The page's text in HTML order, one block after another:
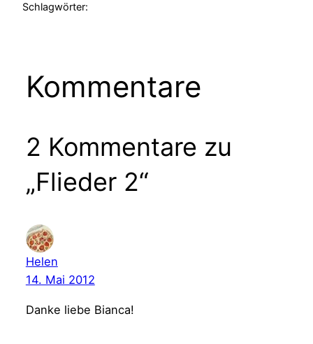
Schlagwörter:
Kommentare
2 Kommentare zu
„Flieder 2“
Helen
14. Mai 2012
Danke liebe Bianca!